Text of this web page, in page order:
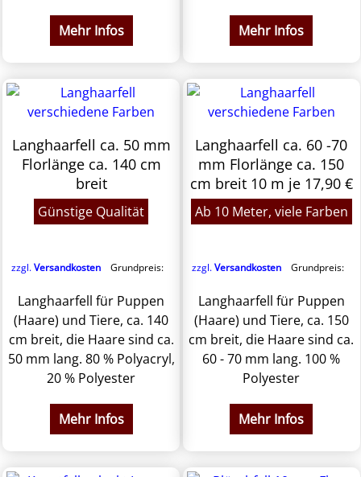
Mehr Infos Mehr Infos
Langhaarfell ca. 50 mm
Florlänge ca. 140 cm
breit
Günstige Qualität
zzgl.Versandkosten Grundpreis:
Langhaarfell für Puppen
(Haare) und Tiere, ca. 140
cm breit, die Haare sind ca.
50 mm lang. 80 % Polyacryl,
20 % Polyester
Mehr Infos
Langhaarfell ca. 60 -70
mm Florlänge ca. 150
cm breit 10 m je 17,90 €
Ab 10 Meter, viele Farben
zzgl.Versandkosten Grundpreis:
Langhaarfell für Puppen
(Haare) und Tiere, ca. 150
cm breit, die Haare sind ca.
60 - 70 mm lang. 100 %
Polyester
Mehr Infos